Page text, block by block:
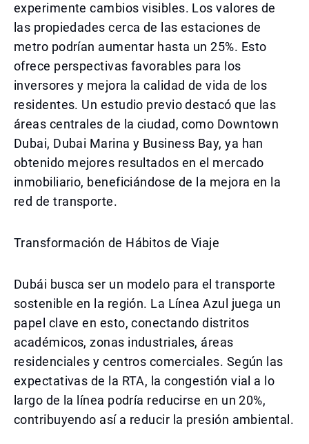
experimente cambios visibles. Los valores de
las propiedades cerca de las estaciones de
metro podrían aumentar hasta un 25%. Esto
ofrece perspectivas favorables para los
inversores y mejora la calidad de vida de los
residentes. Un estudio previo destacó que las
áreas centrales de la ciudad, como Downtown
Dubai, Dubai Marina y Business Bay, ya han
obtenido mejores resultados en el mercado
inmobiliario, beneficiándose de la mejora en la
red de transporte.
Transformación de Hábitos de Viaje
Dubái busca ser un modelo para el transporte
sostenible en la región. La Línea Azul juega un
papel clave en esto, conectando distritos
académicos, zonas industriales, áreas
residenciales y centros comerciales. Según las
expectativas de la RTA, la congestión vial a lo
largo de la línea podría reducirse en un 20%,
contribuyendo así a reducir la presión ambiental.